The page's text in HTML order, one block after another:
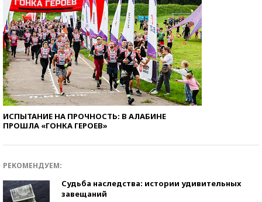
ИСПЫТАНИЕ НА ПРОЧНОСТЬ: В АЛАБИНЕ
ПРОШЛА «ГОНКА ГЕРОЕВ»
РЕКОМЕНДУЕМ:
Судьба наследства: истории удивительных
завещаний